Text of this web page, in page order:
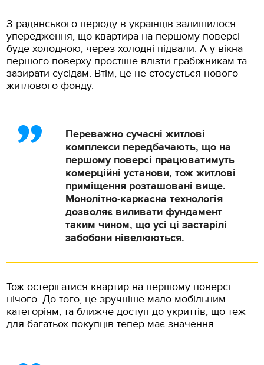
З радянського періоду в українців залишилося
упередження, що квартира на першому поверсі
буде холодною, через холодні підвали. А у вікна
першого поверху простіше влізти грабіжникам та
зазирати сусідам. Втім, це не стосується нового
житлового фонду.
Переважно сучасні житлові
комплекси передбачають, що на
першому поверсі працюватимуть
комерційні установи, тож житлові
приміщення розташовані вище.
Монолітно-каркасна технологія
дозволяє виливати фундамент
таким чином, що усі ці застарілі
забобони нівелюються.
Тож остерігатися квартир на першому поверсі
нічого. До того, це зручніше мало мобільним
категоріям, та ближче доступ до укриттів, що теж
для багатьох покупців тепер має значення.